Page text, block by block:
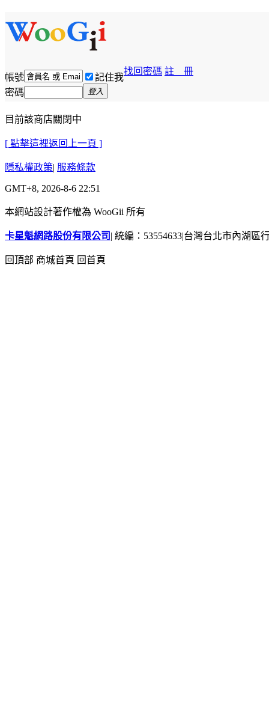
帳號 記住我
找回密碼 註 冊
密碼 登入
目前該商店關閉中
[ 點擊這裡返回上一頁 ]
隱私權政策| 服務條款
GMT+8, 2026-8-6 22:51
本網站設計著作權為 WooGii 所有
卡星魁網路股份有限公司 | 統編：53554633|台灣台北市內湖區
回頂部 商城首頁 回首頁